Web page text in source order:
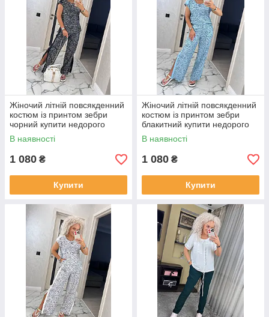
Жіночий літній повсякденний
костюм із принтом зебри
чорний купити недорого
В наявності
1 080 ₴
Купити
Жіночий літній повсякденний
костюм із принтом зебри
блакитний купити недорого
В наявності
1 080 ₴
Купити